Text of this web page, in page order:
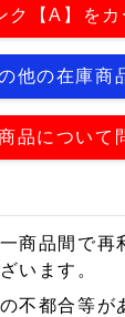
ク【A】をカ
他の在庫商
品について
商品間で再
います。
不都合等